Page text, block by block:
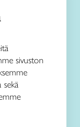
sivuston
sekä